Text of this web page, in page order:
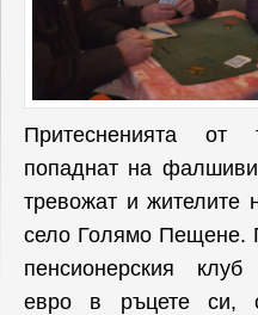
Притесненията
попаднат на фалшиви
тревожат и жителите
село Голямо Пещене.
пенсионерския
евро в ръцете си,